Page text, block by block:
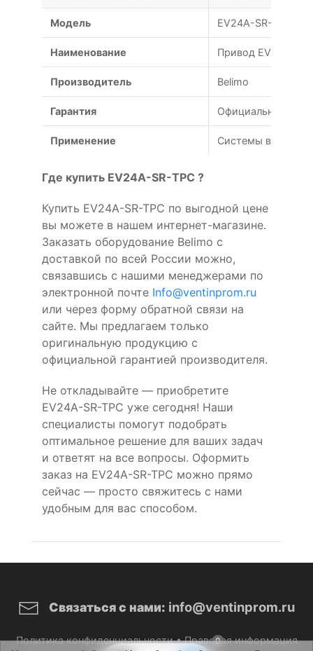
0
Модель EV24A-SR-TPC
Наименование Привод EV24A-
Производитель Belimo
Гарантия Официальная
Применение Системы
Где купить EV24A-SR-TPC ?
Купить EV24A-SR-TPC по выгодной цене
вы можете в нашем интернет-магазине.
Заказать оборудование Belimo с
доставкой по всей России можно,
связавшись с нашими менеджерами по
электронной почте Info@ventinprom.ru
или через форму обратной связи на
сайте. Мы предлагаем только
оригинальную продукцию с
официальной гарантией производителя.
Не откладывайте — приобретите
EV24A-SR-TPC уже сегодня! Наши
специалисты помогут подобрать
оптимальное решение для ваших задач
и ответят на все вопросы. Оформить
заказ на EV24A-SR-TPC можно прямо
сейчас — просто свяжитесь с нами
удобным для вас способом.
Связаться с нами: info@ventinprom.ru
Политика конфиденциальности•Правовая информация